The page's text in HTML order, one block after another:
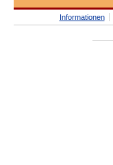
Informationen